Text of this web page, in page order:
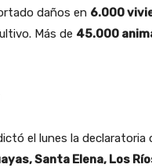
daños en 6.000
Más de 45.000
el lunes la declaratoria
Santa Elena, Los